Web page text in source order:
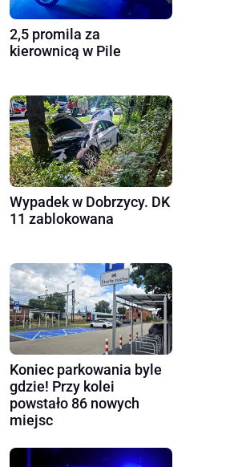
2,5 promila za
kierownicą w Pile
Wypadek w Dobrzycy. DK
11 zablokowana
Koniec parkowania byle
gdzie! Przy kolei
powstało 86 nowych
miejsc